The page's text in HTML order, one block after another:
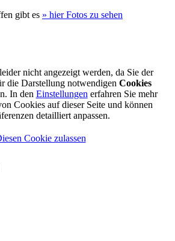
gibt es » hier Fotos zu sehen
nicht angezeigt werden, da Sie der
die Darstellung notwendigen Cookies
In den Einstellungen erfahren Sie mehr
Cookies auf dieser Seite und können
detailliert anpassen.
Cookie zulassen